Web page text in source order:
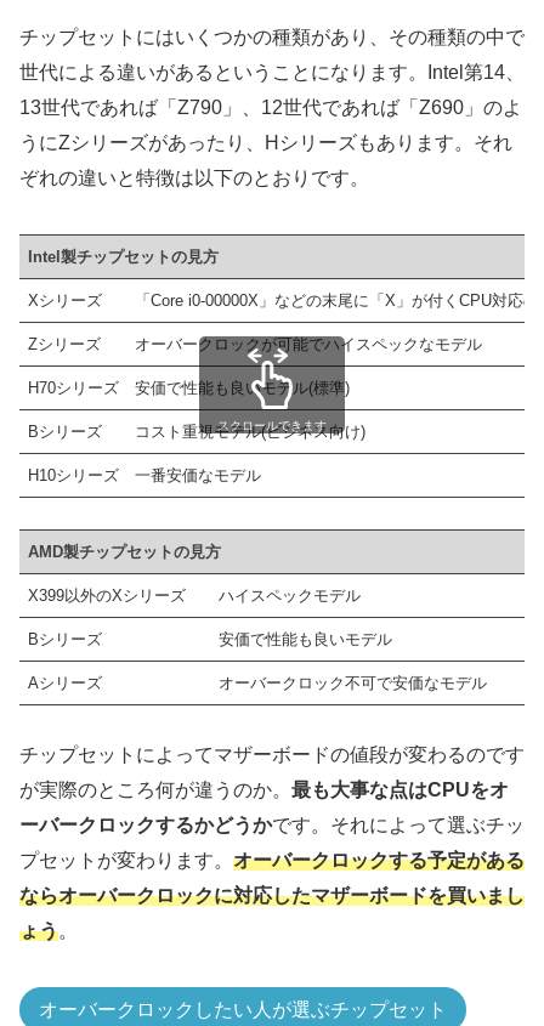
H770
B760
12世代 LGA1700
Z690
H670
10及び11世代
LGA1200
H470 (BIOS更新で11世
H510
10世代
H410
末尾に「X」が付く7~10世代まで
LGA2066 X299
AMD製のCPU ソケット チップセット
6世代 AM5
B650, B650E
チップセットにはいくつかの種類があり、その種類の中で
世代による違いがあるということになります。Intel第14、
13世代であれば「Z790」、12世代であれば「Z690」のよ
うにZシリーズがあったり、Hシリーズもあります。それ
ぞれの違いと特徴は以下のとおりです。
Intel製チップセットの見方
Xシリーズ 「Core i0-00000X」などの末尾に「X」が付くCPU対応
Zシリーズ オーバークロックが可能でハイスペックなモデル
H70シリーズ 安価で性能も良いモデル(標準)
Bシリーズ コスト重視モデル(ビジネス向け)
H10シリーズ 一番安価なモデル
スクロールできます
AMD製チップセットの見方
X399以外のXシリーズ ハイスペックモデル
Bシリーズ 安価で性能も良いモデル
Aシリーズ オーバークロック不可で安価なモデル
チップセットによってマザーボードの値段が変わるのです
が実際のところ何が違うのか。 最も大事な点はCPUをオ
ーバークロックするかどうかです。それによって選ぶチッ
プセットが変わります。 オーバークロックする予定がある
ならオーバークロックに対応したマザーボードを買いまし
ょう。
オーバークロックしたい人が選ぶチップセット